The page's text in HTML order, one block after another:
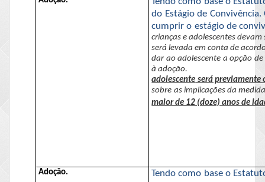
do Estágio de
cumprir o estágio de
crianças e adolescentes
será levada em conta de
dar ao adolescente a opção
à adoção.
adolescente será previamente
sobre as implicações da
maior de 12 (doze) anos de
Adoção.
Tendo como base o